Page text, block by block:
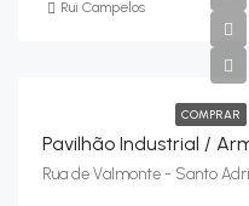
Rui Campelos
COMPRAR
Rua de Valmonte - Santo